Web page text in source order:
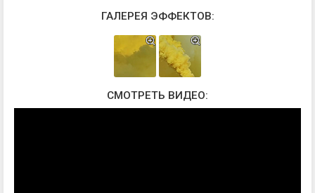
ГАЛЕРЕЯ ЭФФЕКТОВ:
СМОТРЕТЬ ВИДЕО: